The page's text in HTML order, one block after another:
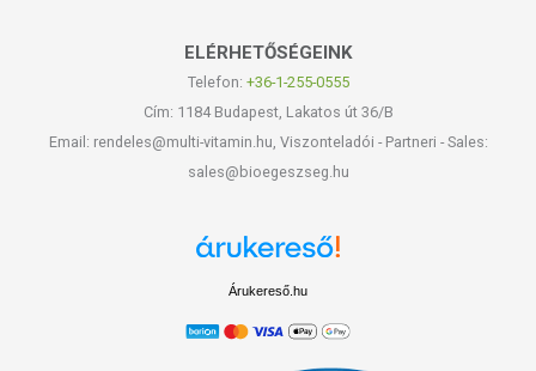
ELÉRHETŐSÉGEINK
Telefon: +36-1-255-0555
Cím: 1184 Budapest, Lakatos út 36/B
Email: rendeles@multi-vitamin.hu, Viszonteladói - Partneri - Sales:
sales@bioegeszseg.hu
Árukereső.hu